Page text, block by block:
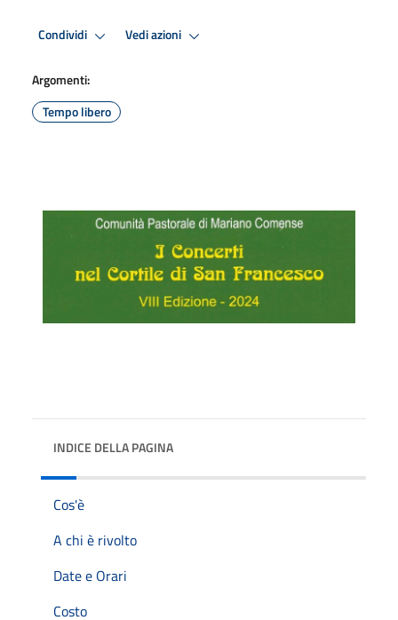
Condividi Vedi azioni
Argomenti:
Tempo libero
INDICE DELLA PAGINA
Cos'è
A chi è rivolto
Date e Orari
Costo